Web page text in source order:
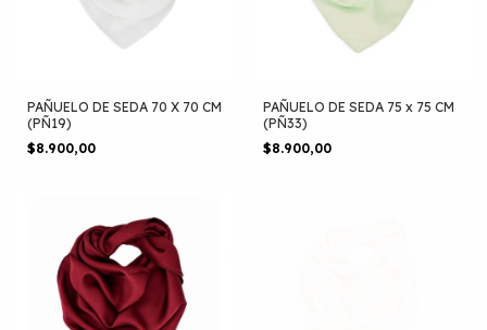
PAÑUELO DE SEDA 70 X 70 CM
(PÑ19)
$8.900,00
PAÑUELO DE SEDA 75 x 75 CM
(PÑ33)
$8.900,00